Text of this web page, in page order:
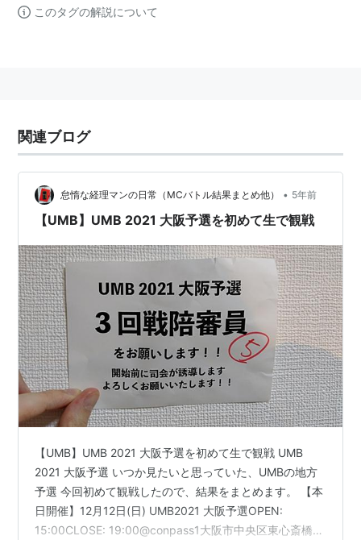
このタグの解説について
関連ブログ
怠惰な経理マンの日常（MCバトル結果まとめ他） • 5年前
【UMB】UMB 2021 大阪予選を初めて生で観戦
【UMB】UMB 2021 大阪予選を初めて生で観戦 UMB
2021 大阪予選 いつか見たいと思っていた、UMBの地方
予選 今回初めて観戦したので、結果をまとめます。 【本
日開催】12月12日(日) UMB2021 大阪予選OPEN:
15:00CLOSE: 19:00@conpass1大阪市中央区東心斎橋1-